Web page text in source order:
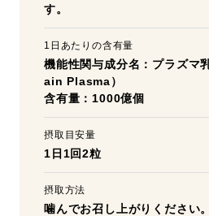
す。
1日あたりの含有量
機能性関与成分名：プラズ
ain Plasma）
含有量：1000億個
摂取目安量
1日1回2粒
摂取方法
噛んでお召し上がりください。